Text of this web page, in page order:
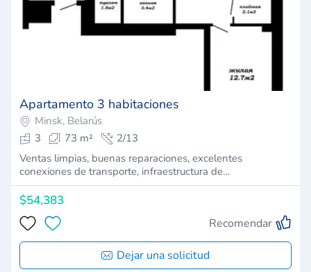
Apartamento 3 habitaciones
Minsk, Belarús
3
73 m²
2/13
Ventas limpias, buenas reparaciones, excelentes
conexiones de transporte, infraestructura de…
$54,383
Recomendar
Dejar una solicitud